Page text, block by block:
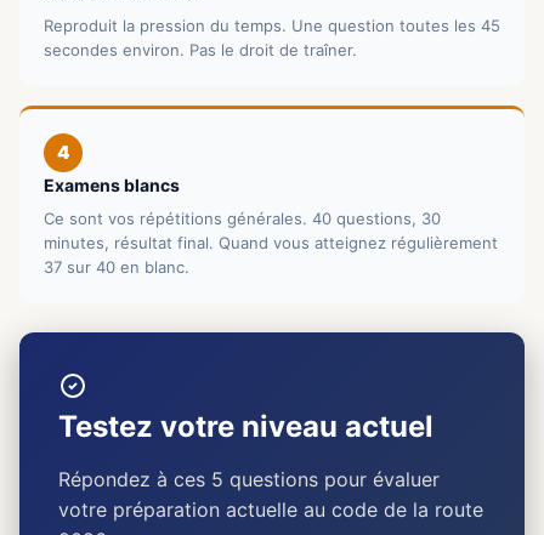
Reproduit la pression du temps. Une question toutes les 45
secondes environ. Pas le droit de traîner.
4
Examens blancs
Ce sont vos répétitions générales. 40 questions, 30
minutes, résultat final. Quand vous atteignez régulièrement
37 sur 40 en blanc.
Testez votre niveau actuel
Répondez à ces 5 questions pour évaluer
votre préparation actuelle au code de la route